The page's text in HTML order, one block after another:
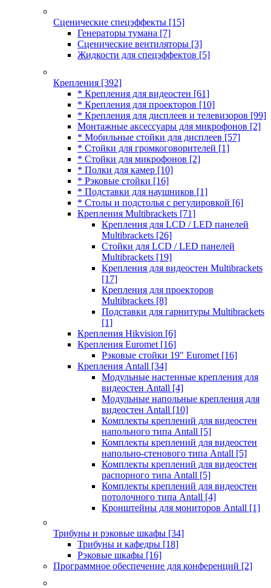
Сценические спецэффекты [15]
Генераторы тумана [7]
Сценические вентиляторы [3]
Жидкости для спецэффектов [5]
Крепления [392]
* Крепления для видеостен [61]
* Крепления для проекторов [10]
* Крепления для дисплеев и телевизоров [99]
Монтажные аксессуары для микрофонов [2]
* Мобильные стойки для дисплеев [57]
* Стойки для громкоговорителей [1]
* Стойки для микрофонов [2]
* Полки для камер [10]
* Рэковые стойки [16]
* Подставки для наушников [1]
* Столы и подстолья с регулировкой [6]
Крепления Multibrackets [71]
Крепления для LCD / LED панелей
Multibrackets [26]
Стойки для LCD / LED панелей
Multibrackets [19]
Крепления для видеостен Multibrackets
[17]
Крепления для проекторов
Multibrackets [8]
Подставки для гарнитуры Multibrackets
[1]
Крепления Hikvision [6]
Крепления Euromet [16]
Рэковые стойки 19" Euromet [16]
Крепления Antall [34]
Модульные настенные крепления для
видеостен Antall [4]
Модульные напольные крепления для
видеостен Antall [10]
Комплекты креплений для видеостен
напольного типа Antall [5]
Комплекты креплений для видеостен
напольно-стенового типа Antall [5]
Комплекты креплений для видеостен
распорного типа Antall [5]
Комплекты креплений для видеостен
потолочного типа Antall [4]
Кронштейны для мониторов Antall [1]
Трибуны и рэковые шкафы [34]
Трибуны и кафедры [18]
Рэковые шкафы [16]
Программное обеспечение для конференций [2]